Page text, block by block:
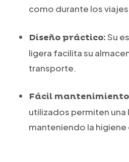
como durante los
Diseño práctico:Su
ligera facilita su
transporte.
Fácil
utilizados permiten una
manteniendo la